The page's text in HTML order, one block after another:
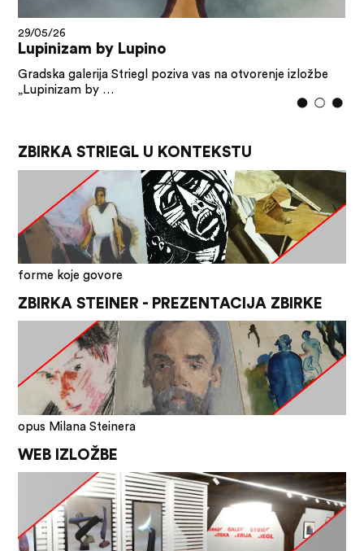
29/05/26
Lupinizam by Lupino
Gradska galerija Striegl poziva vas na otvorenje izložbe
„Lupinizam by …
ZBIRKA STRIEGL U KONTEKSTU
forme koje govore
ZBIRKA STEINER - PREZENTACIJA ZBIRKE
opus Milana Steinera
WEB IZLOŽBE